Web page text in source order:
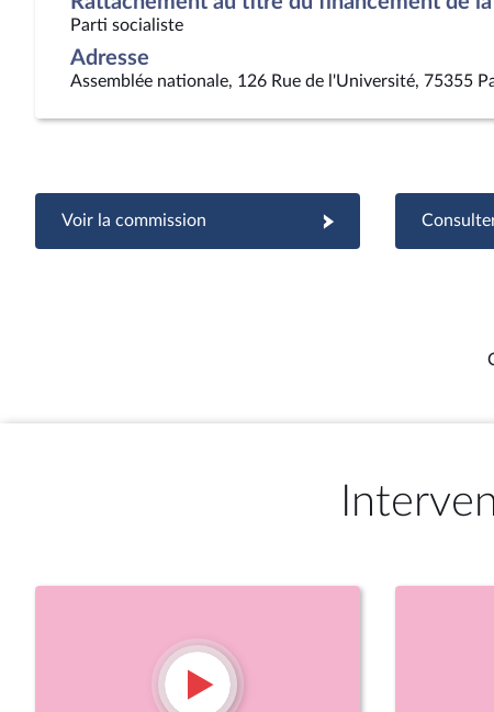
Parti socialiste
Adresse
Assemblée nationale, 126 Rue de l'Université, 75355
Voir la commission